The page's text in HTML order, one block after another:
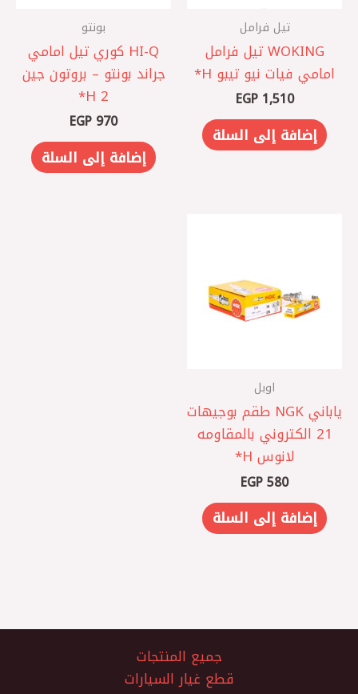
تيل فرامل
WOKING تيل فرامل
امامي فيات نيو تيبو H*
EGP1,510
إضافة إلى السلة
بونتو
HI-Q كوري ‎تيل امامي
جراند بونتو – بروتون جين
2 H*
EGP 970
إضافة إلى السلة
اوبل
ياباني NGK طقم بوجيهات
21 الكتروني بالمقاومه
لانوس H*
EGP580
إضافة إلى السلة
جميع المنتجات
قطع غيار السيارات